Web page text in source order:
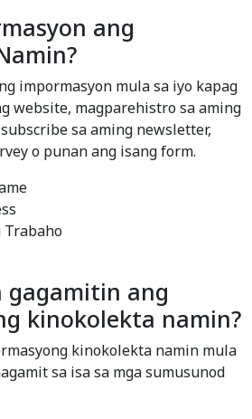
ang
impormasyon mula sa iyo kapag
website, magparehistro sa aming
sa aming newsletter,
o punan ang isang form.
Trabaho
gagamitin ang
kinokolekta namin?
kinokolekta namin mula
sa isa sa mga sumusunod